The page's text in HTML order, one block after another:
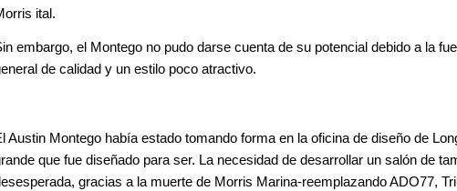
ital.
embargo, el Montego no pudo darse cuenta de su potencial debido a la
de calidad y un estilo poco atractivo.
Austin Montego había estado tomando forma en la oficina de diseño de
que fue diseñado para ser. La necesidad de desarrollar un salón de
gracias a la muerte de Morris Marina-reemplazando ADO77,